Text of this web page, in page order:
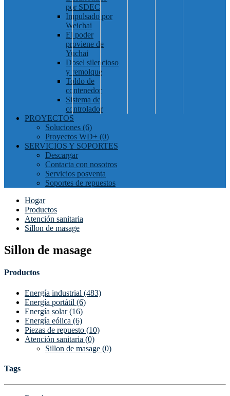
por SDEC
Impulsado por
Weichai
El poder
proviene de
Yuchai
Dosel silencioso
y remolque
Toldo de
contenedor
Sistema de
controlador
PROYECTOS
Soluciones (6)
Proyectos WD+ (0)
SERVICIOS Y SOPORTES
Descargar
Contacta con nosotros
Servicios posventa
Soportes de repuestos
Hogar
Productos
Atención sanitaria
Sillon de masage
Sillon de masage
Productos
Energía industrial (483)
Energía portátil (6)
Energía solar (16)
Energía eólica (6)
Piezas de repuesto (10)
Atención sanitaria (0)
Sillon de masage (0)
Tags